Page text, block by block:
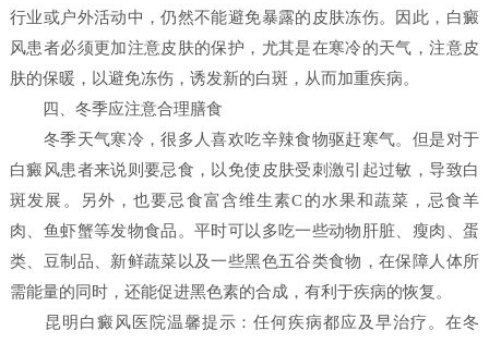
行业或户外活动中，仍然不能避免暴露的皮肤冻伤。因此，白癜
风患者必须更加注意皮肤的保护，尤其是在寒冷的天气，注意皮
肤的保暖，以避免冻伤，诱发新的白斑，从而加重疾病。
四、冬季应注意合理膳食
冬季天气寒冷，很多人喜欢吃辛辣食物驱赶寒气。但是对于
白癜风患者来说则要忌食，以免使皮肤受刺激引起过敏，导致白
斑发展。另外，也要忌食富含维生素C的水果和蔬菜，忌食羊
肉、鱼虾蟹等发物食品。平时可以多吃一些动物肝脏、瘦肉、蛋
类、豆制品、新鲜蔬菜以及一些黑色五谷类食物，在保障人体所
需能量的同时，还能促进黑色素的合成，有利于疾病的恢复。
昆明白癜风医院温馨提示：任何疾病都应及早治疗。在冬